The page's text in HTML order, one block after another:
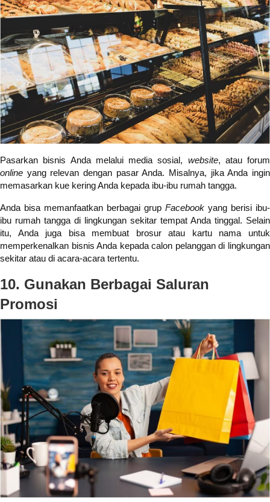
Pasarkan bisnis Anda melalui media sosial, website, atau forum
online yang relevan dengan pasar Anda. Misalnya, jika Anda ingin
memasarkan kue kering Anda kepada ibu-ibu rumah tangga.
Anda bisa memanfaatkan berbagai grup Facebook yang berisi ibu-
ibu rumah tangga di lingkungan sekitar tempat Anda tinggal. Selain
itu, Anda juga bisa membuat brosur atau kartu nama untuk
memperkenalkan bisnis Anda kepada calon pelanggan di lingkungan
sekitar atau di acara-acara tertentu.
10. Gunakan Berbagai Saluran
Promosi